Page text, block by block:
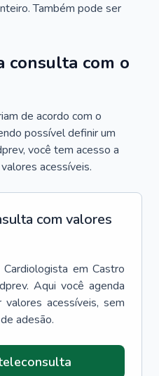
Também pode ser
consulta com o
de acordo com o
possível definir um
você tem acesso a
acessíveis.
com valores
Cardiologista em Castro
Aqui você agenda
acessíveis, sem
adesão.